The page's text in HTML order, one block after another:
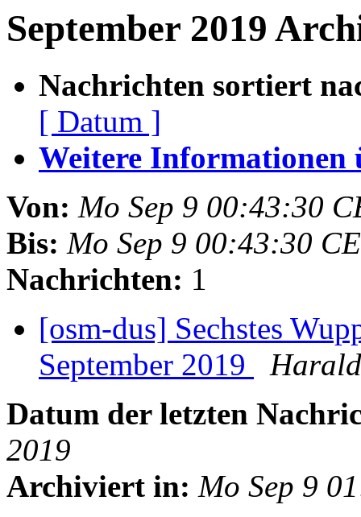
September 2019
Nachrichten sortiert
[ Datum ]
Weitere Informationen
Von: Mo Sep 9 00:43:30
Bis: Mo Sep 9 00:43:30
Nachrichten: 1
[osm-dus] Sechstes
September 2019
Datum der letzten
2019
Archiviert in: Mo Sep 9